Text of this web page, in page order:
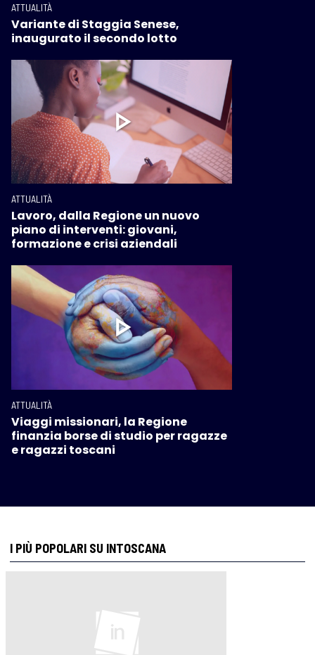
ATTUALITÀ
Variante di Staggia Senese,
inaugurato il secondo lotto
ATTUALITÀ
Lavoro, dalla Regione un nuovo
piano di interventi: giovani,
formazione e crisi aziendali
ATTUALITÀ
Viaggi missionari, la Regione
finanzia borse di studio per ragazze
e ragazzi toscani
I PIÙ POPOLARI SU INTOSCANA